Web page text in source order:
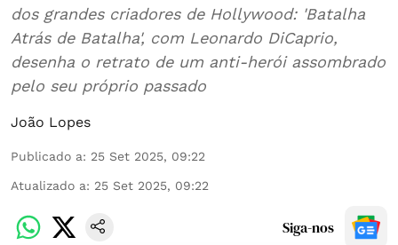
dos grandes criadores de Hollywood: 'Batalha
Atrás de Batalha', com Leonardo DiCaprio,
desenha o retrato de um anti-herói assombrado
pelo seu próprio passado
João Lopes
Publicado a: 25 Set 2025, 09:22
Atualizado a: 25 Set 2025, 09:22
Siga-nos